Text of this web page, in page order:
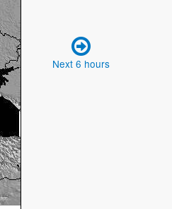
Next 6 hours